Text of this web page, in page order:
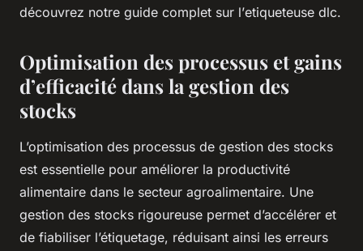
découvrez notre guide complet sur l’etiqueteuse dlc.
Optimisation des processus et gains
d’efficacité dans la gestion des
stocks
L’optimisation des processus de gestion des stocks
est essentielle pour améliorer la productivité
alimentaire dans le secteur agroalimentaire. Une
gestion des stocks rigoureuse permet d’accélérer et
de fiabiliser l’étiquetage, réduisant ainsi les erreurs